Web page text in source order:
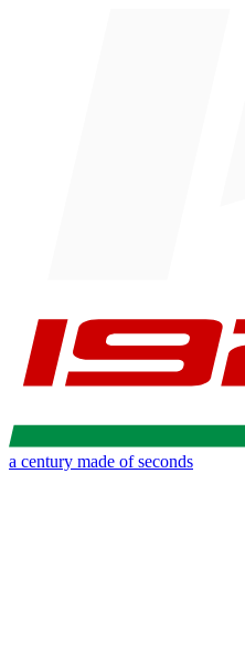
a century made of seconds